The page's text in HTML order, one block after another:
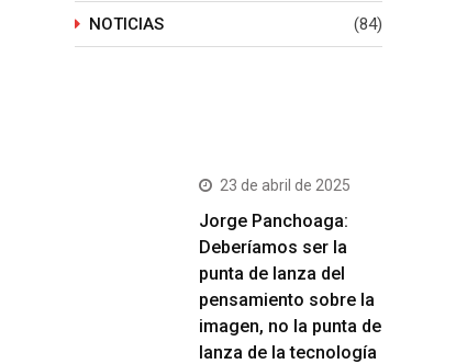
NOTICIAS (84)
23 de abril de 2025
Jorge Panchoaga:
Deberíamos ser la
punta de lanza del
pensamiento sobre la
imagen, no la punta de
lanza de la tecnología